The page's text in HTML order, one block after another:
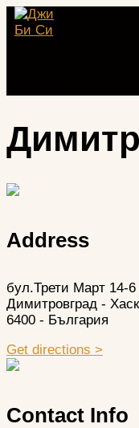
Address
бул.Трети Март 14-
Димитровград -
6400 - България
Get directions >
Contact Info